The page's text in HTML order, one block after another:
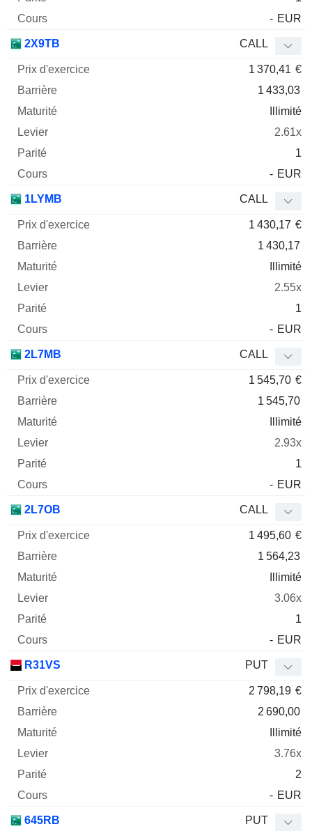
- EUR
2X9TB CALL
1 370,41 €
1 433,03
Illimité
2.61x
1
- EUR
1LYMB CALL
1 430,17 €
1 430,17
Illimité
2.55x
1
- EUR
2L7MB CALL
1 545,70 €
1 545,70
Illimité
2.93x
1
- EUR
2L7OB CALL
1 495,60 €
1 564,23
Illimité
3.06x
1
- EUR
R31VS PUT
2 798,19 €
2 690,00
Illimité
3.76x
2
- EUR
645RB PUT